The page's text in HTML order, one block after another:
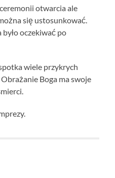
otwarcia ale
się ustosunkować.
oczekiwać po
wiele przykrych
Boga ma swoje